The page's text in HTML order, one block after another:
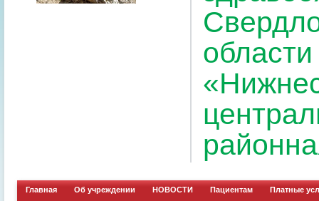
области
Главная Об учреждении НОВОСТИ Пациентам Платные